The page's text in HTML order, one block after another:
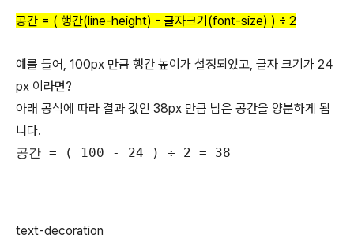
공간 = ( 행간(line-height) - 글자크기(font-size) ) ÷ 2
예를 들어, 100px 만큼 행간 높이가 설정되었고, 글자 크기가 24
px 이라면?
아래 공식에 따라 결과 값인 38px 만큼 남은 공간을 양분하게 됩
니다.
공간 = ( 100 - 24 ) ÷ 2 = 38
text-decoration